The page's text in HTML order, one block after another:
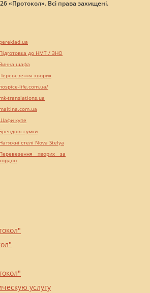
«Протокол». Всі права захищені.
услугу
pereklad.ua
Підготовка до НМТ / ЗНО
Винна шафа
Перевезення хворих
hospice-life.com.ua/
mk-translations.ua
maltina.com.ua
Шафи купе
Брендові сумки
Натяжні стелі Nova Stelya
Перевезення хворих за
кордон